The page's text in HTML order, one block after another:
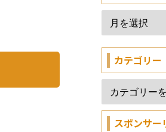
カテゴリー
スポンサー